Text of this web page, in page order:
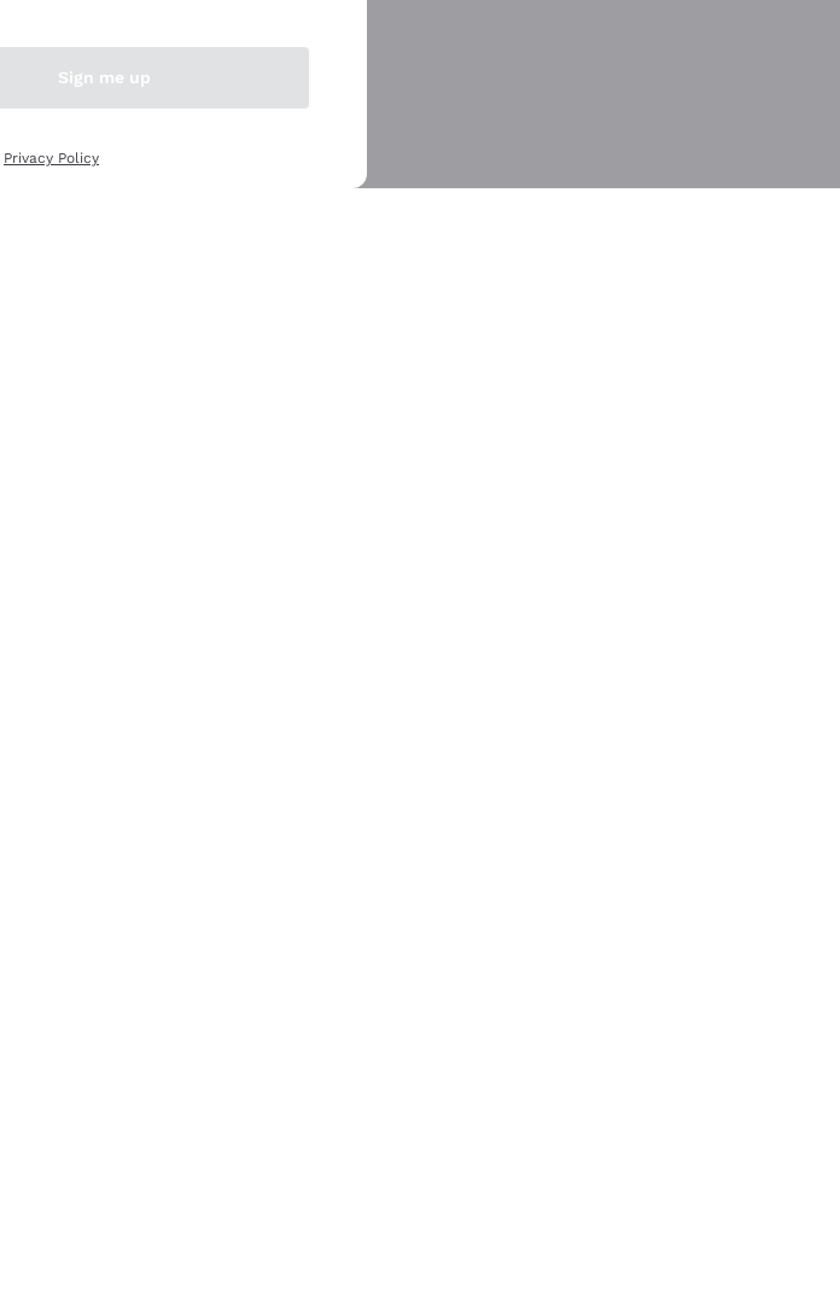
Sign me up
Privacy Policy